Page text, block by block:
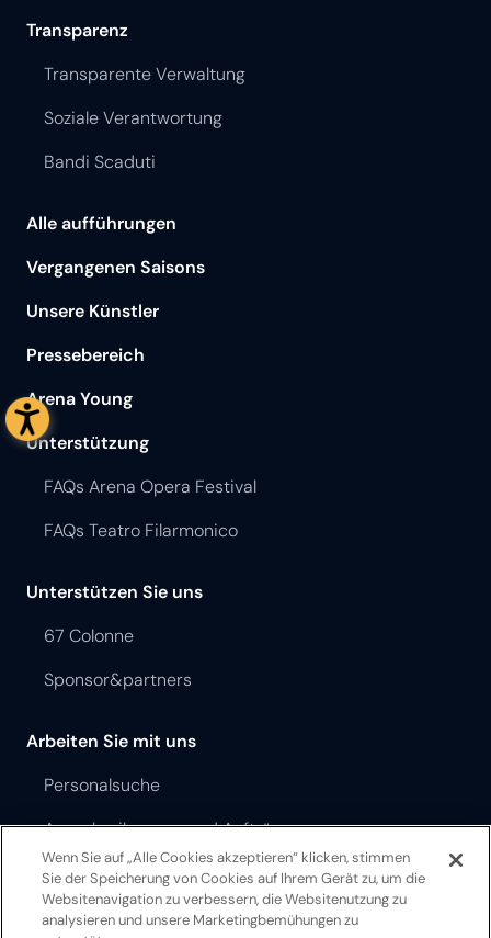
Transparenz
Transparente Verwaltung
Soziale Verantwortung
Bandi Scaduti
Alle aufführungen
Vergangenen Saisons
Unsere Künstler
Pressebereich
Arena Young
Unterstützung
FAQs Arena Opera Festival
FAQs Teatro Filarmonico
Unterstützen Sie uns
67 Colonne
Sponsor&partners
Arbeiten Sie mit uns
Personalsuche
Ausschreibungen und Aufträge
Opera Festival Theater Ordnung
Wenn Sie auf „Alle Cookies akzeptieren“ klicken, stimmen
Sie der Speicherung von Cookies auf Ihrem Gerät zu, um die
Websitenavigation zu verbessern, die Websitenutzung zu
analysieren und unsere Marketingbemühungen zu